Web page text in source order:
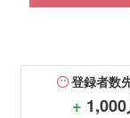
登録者数
+